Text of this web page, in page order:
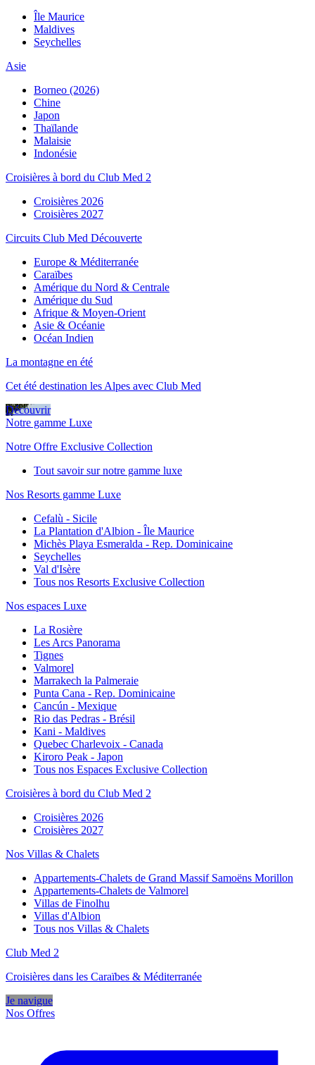
Île Maurice
Maldives
Seychelles
Asie
Borneo (2026)
Chine
Japon
Thaïlande
Malaisie
Indonésie
Croisières à bord du Club Med 2
Croisières 2026
Croisières 2027
Circuits Club Med Découverte
Europe & Méditerranée
Caraïbes
Amérique du Nord & Centrale
Amérique du Sud
Afrique & Moyen-Orient
Asie & Océanie
Océan Indien
La montagne en été
Cet été destination les Alpes avec Club Med
Découvrir
Notre gamme Luxe
Notre Offre Exclusive Collection
Tout savoir sur notre gamme luxe
Nos Resorts gamme Luxe
Cefalù - Sicile
La Plantation d'Albion - Île Maurice
Michès Playa Esmeralda - Rep. Dominicaine
Seychelles
Val d'Isère
Tous nos Resorts Exclusive Collection
Nos espaces Luxe
La Rosière
Les Arcs Panorama
Tignes
Valmorel
Marrakech la Palmeraie
Punta Cana - Rep. Dominicaine
Cancún - Mexique
Rio das Pedras - Brésil
Kani - Maldives
Quebec Charlevoix - Canada
Kiroro Peak - Japon
Tous nos Espaces Exclusive Collection
Croisières à bord du Club Med 2
Croisières 2026
Croisières 2027
Nos Villas & Chalets
Appartements-Chalets de Grand Massif Samoëns Morillon
Appartements-Chalets de Valmorel
Villas de Finolhu
Villas d'Albion
Tous nos Villas & Chalets
Club Med 2
Croisières dans les Caraïbes & Méditerranée
Je navigue
Nos Offres